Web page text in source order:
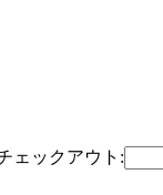
ェックアウト: